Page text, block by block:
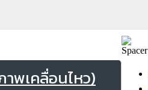
พเคลื่อนไหว)